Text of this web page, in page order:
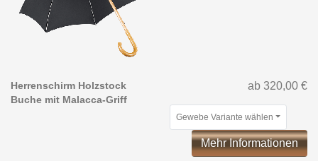
Herrenschirm Holzstock
Buche mit Malacca-Griff
ab 320,00 €
Gewebe Variante wählen
Mehr Informationen